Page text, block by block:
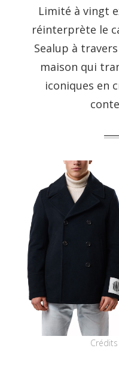
Limité à vingt
réinterprète le
Sealup à
maison qui
iconiques en